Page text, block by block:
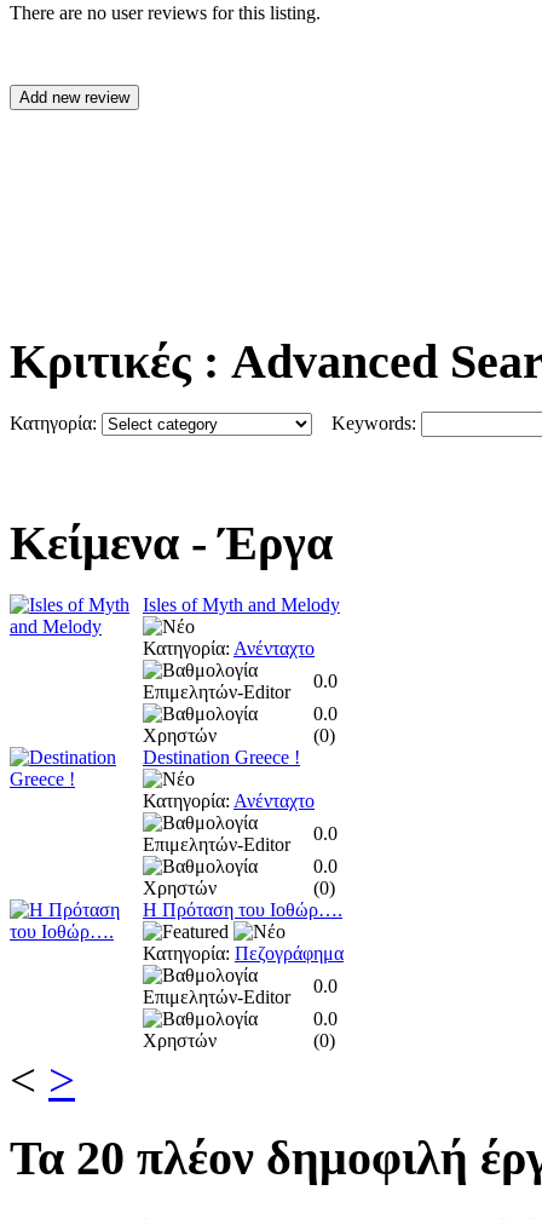
There are no user reviews for this listing.
Κριτικές : Advanced
Κατηγορία: Keywords:
Κείμενα - Έργα
Isles of Myth and Melody
Κατηγορία: Ανένταχτο
0.0
0.0
(0)
Destination Greece !
Κατηγορία: Ανένταχτο
0.0
0.0
(0)
Η Πρόταση του Ιοθώρ….
Κατηγορία: Πεζογράφημα
0.0
0.0
(0)
< >
Τα 20 πλέον δημοφιλή